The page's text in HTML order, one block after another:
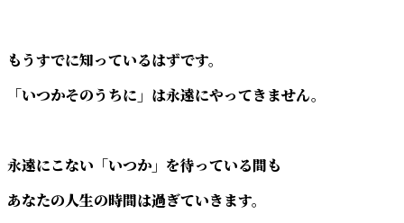
もうすでに知っているはずです。
「いつかそのうちに」は永遠にやってきません。
永遠にこない「いつか」を待っている間も
あなたの人生の時間は過ぎていきます。